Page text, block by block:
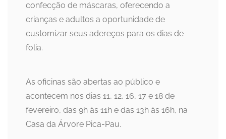
confecção de máscaras, oferecendo a
crianças e adultos a oportunidade de
customizar seus adereços para os dias de
folia.
As oficinas são abertas ao público e
acontecem nos dias 11, 12, 16, 17 e 18 de
fevereiro, das 9h às 11h e das 13h às 16h, na
Casa da Árvore Pica-Pau.